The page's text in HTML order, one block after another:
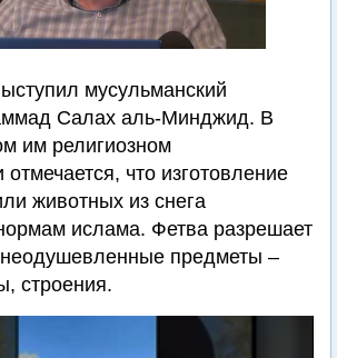
мусульманский
Салах аль-Минджид. В
им религиозном
что изготовление
животных из снега
ислама. Фетва разрешает
неодушевленные предметы –
строения.